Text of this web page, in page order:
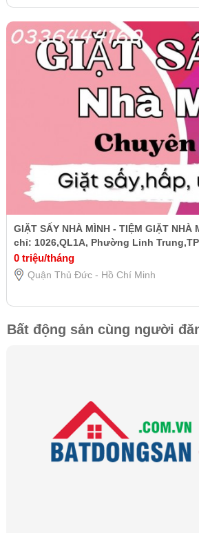
GIẶT SẤY NHÀ MÌNH - TIỆM GIẶT NHÀ
chỉ: 1026,QL1A, Phường Linh
0 triệu/tháng
Quận Thủ Đức - Hồ Chí Minh
Bất động sản cùng người